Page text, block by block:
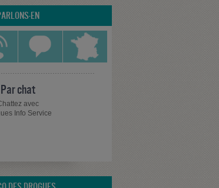
EN
Par chat
avec
Info Service